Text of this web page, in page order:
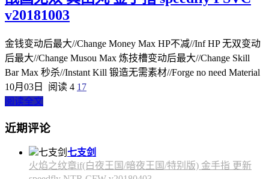
v20181003
金钱变动后最大//Change Money Max HP不减//Inf HP 无双变动
后最大//Change Musou Max 炼技槽变动后最大//Change Skill
Bar Max 秒杀//Instant Kill 锻造无需素材//Forge no need Material
10月03日
阅读 4 17
阅读全文
近期评论
七支剑
火焰之纹章if(白夜王国/暗夜王国/特别版) 金手指 更新